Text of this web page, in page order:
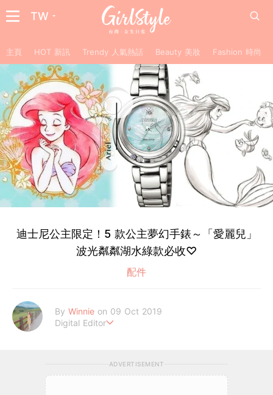
TW
主頁 HOT 新訊 Trendy 人氣熱話 Beauty 美妝 Fashion 時尚
迪士尼公主限定！5 款公主夢幻手錶～「愛麗兒」
波光粼粼湖水綠款必收♡
配件
By Winnie on 09 Oct 2019
Digital Editor
ADVERTISEMENT